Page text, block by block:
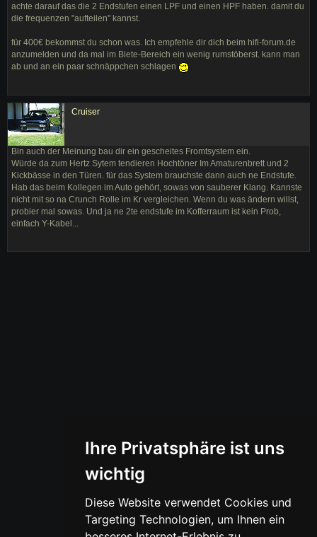
Ihre Privatsphäre ist uns
wichtig
Diese Website verwendet Cookies und
Targeting Technologien, um Ihnen ein
achte darauf das die 2 Endstufen einen LPF und einen HPF haben. damit du
die frequenzen "aufteilen" kannst.
für 400€ bekommst du schon was. Ich empfehle dir dich beim hifi-forum.de
anzumelden und da mal im Biete-Bereich ein wenig rumstöberst. kann man
ab und an ein paar schnäppchen schlagen
Cruiser
Bin auch der Meinung bau dir ein gescheites Fromtsystem ein.
Würde da zum Hertz Sytem tendieren Hochtöner Im Amaturenbrett und 2
Kickbässe in den Türen. für das System brauchste dann auch ne Endstufe.
Hab das beim Kollegen im Auto gehört, sowas von sauberer Klang. Kannste
nicht mit so na Crunch Rolle im Kr vergleichen. Wenn du was ändern willst,
probier mal sowas. Und ja ne 2te endstufe im Kofferraum ist kein Prob,
einfach Y-Kabel...